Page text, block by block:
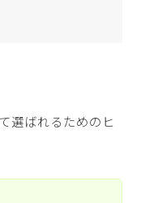
選ばれるためのヒ